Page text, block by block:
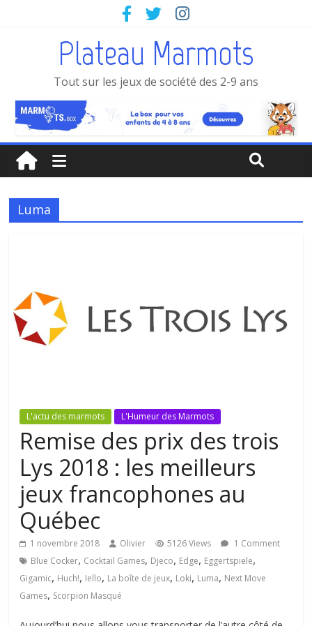
Plateau Marmots
Tout sur les jeux de société des 2-9 ans
Luma
L'actu des marmots L'Humeur des Marmots
Remise des prix des trois
Lys 2018 : les meilleurs
jeux francophones au
Québec
1 novembre 2018 Olivier 5126 Views
1 Comment
Blue Cocker, Cocktail Games, Djeco, Edge, Eggertspiele,
Gigamic, Huch!, Iello, La boîte de jeux, Loki, Luma, Next Move
Games, Scorpion Masqué